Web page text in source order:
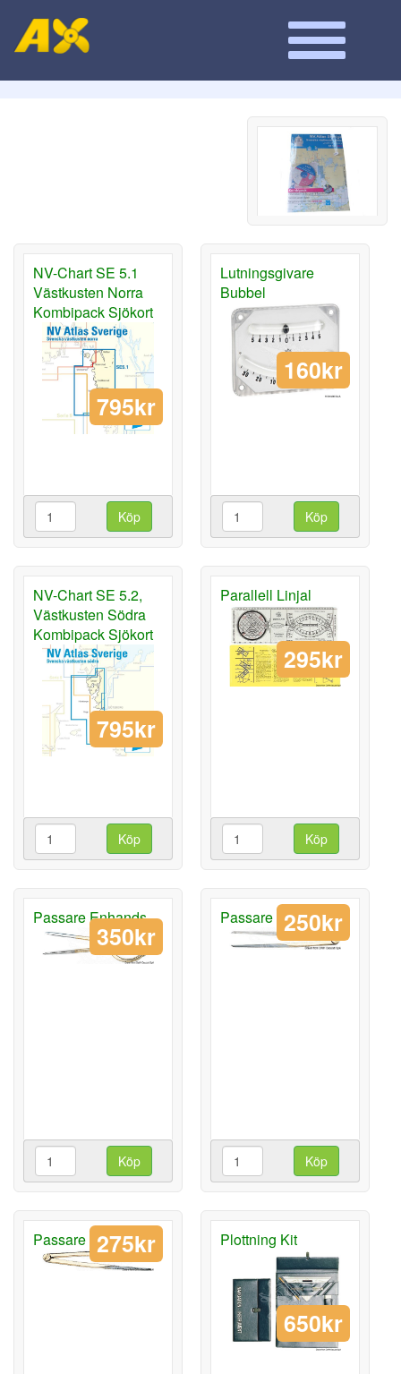
NV-Chart SE 5.1
Västkusten Norra
Kombipack Sjökort
795kr
Köp
Lutningsgivare
Bubbel
160kr
Köp
NV-Chart SE 5.2,
Västkusten Södra
Kombipack Sjökort
795kr
Köp
Parallell Linjal
295kr
Köp
Passare Enhands
350kr
Köp
Passare Kort250kr
Köp
Passare Lång275kr Plottning Kit
650kr